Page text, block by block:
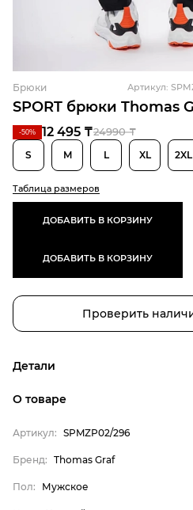
SPORT брюки Thomas
Брюки Артикул:
24990 ₸
12 495 ₸
-50%
S M L XL 2XL
Таблица размеров
ДОБАВИТЬ В КОРЗИНУ
ДОБАВИТЬ В КОРЗИНУ
Проверить
Детали
Цвет
Страна производитель
Материал верха
О товаре
Артикул: SPMZP02/296
Бренд: Thomas Graf
Пол: Мужское